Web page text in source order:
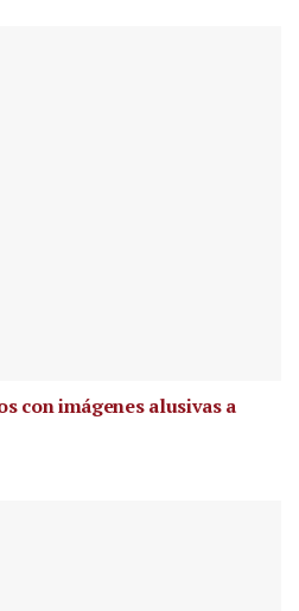
con imágenes alusivas a